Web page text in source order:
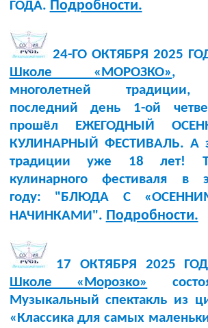
ГОДА. Подробности.
24-ГО ОКТЯБРЯ 2025
Школе «МОРОЗКО»,
многолетней
последний день 1-ой
прошёл ЕЖЕГОДНЫЙ
КУЛИНАРНЫЙ ФЕСТИВАЛЬ. А
традиции уже 18 лет!
кулинарного фестиваля в
году: "БЛЮДА С
НАЧИНКАМИ". Подробности.
17 ОКТЯБРЯ 2025
Школе «Морозко»
Музыкальный спектакль из
«Классика для самых